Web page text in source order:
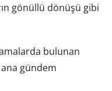
gönüllü dönüşü gibi
bulunan
gündem